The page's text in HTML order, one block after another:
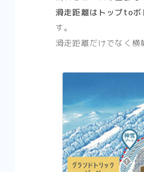
滑走距離はトップto
す。
滑走距離だけでなく横